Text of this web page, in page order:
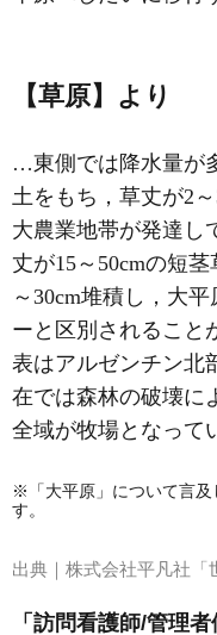
【草原】より
…東側では降水量が
土をもち，草丈が2
大農業地帯が発達し
丈が15～50cmの短
～30cm堆積し，大平
ーと区別されること
表はアルゼンチン北
在では森林の破壊に
全域が牧場となって
※「大平原」について言及
す。
出典｜ 株式会社平凡社「
「訪問看護師/管理